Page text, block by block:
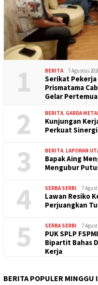
1 BERITA 7 Agustus
Serikat Pekerja
Prismatama
Gelar
2 BERITA, GARDA
Kunjungan
Perkuat
3 BERITA, LAPORAN
Bapak Aing
Mengubur
4 SERBA SERBI 7
Lawan Resiko
Perjuangkan
5 SERBA SERBI 7
PUK SPLP
Bipartit Bahas
Kerja
BERITA POPULER MINGGU